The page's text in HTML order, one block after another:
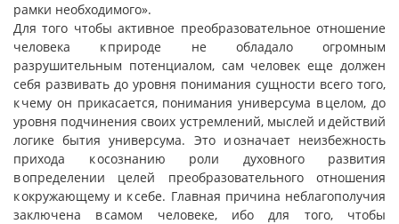
рамки необходимого».
Для того чтобы активное преобразовательное отношение
человека к природе не обладало огромным
разрушительным потенциалом, сам человек еще должен
себя развивать до уровня понимания сущности всего того,
к чему он прикасается, понимания универсума в целом, до
уровня подчинения своих устремлений, мыслей и действий
логике бытия универсума. Это и означает неизбежность
прихода к осознанию роли духовного развития
в определении целей преобразовательного отношения
к окружающему и к себе. Главная причина неблагополучия
заключена в самом человеке, ибо для того, чтобы